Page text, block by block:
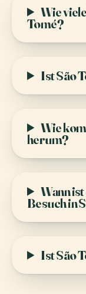
Wie
Tomé?
Ist São
Wie
herum?
Wann
Besuch in
Ist São